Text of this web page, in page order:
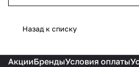
Назад к списку
АкцииБрендыУсловия оплаты